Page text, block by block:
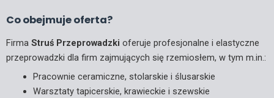
Co obejmuje oferta?
Firma Struś Przeprowadzki oferuje profesjonalne i elastyczne
przeprowadzki dla firm zajmujących się rzemiosłem, w tym m.in.:
Pracownie ceramiczne, stolarskie i ślusarskie
Warsztaty tapicerskie, krawieckie i szewskie